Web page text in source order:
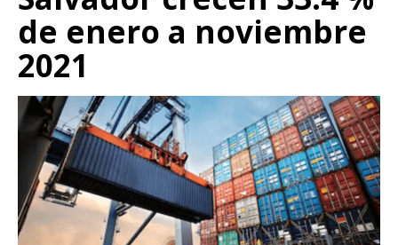
de enero a noviembre
2021